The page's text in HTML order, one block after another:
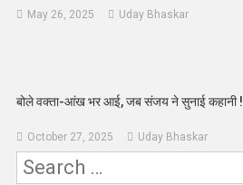
May 26, 2025 Uday Bhaskar
बोले वक्ता-आंख भर आई, जब संजय ने सुनाई कहानी !
October 27, 2025 Uday Bhaskar